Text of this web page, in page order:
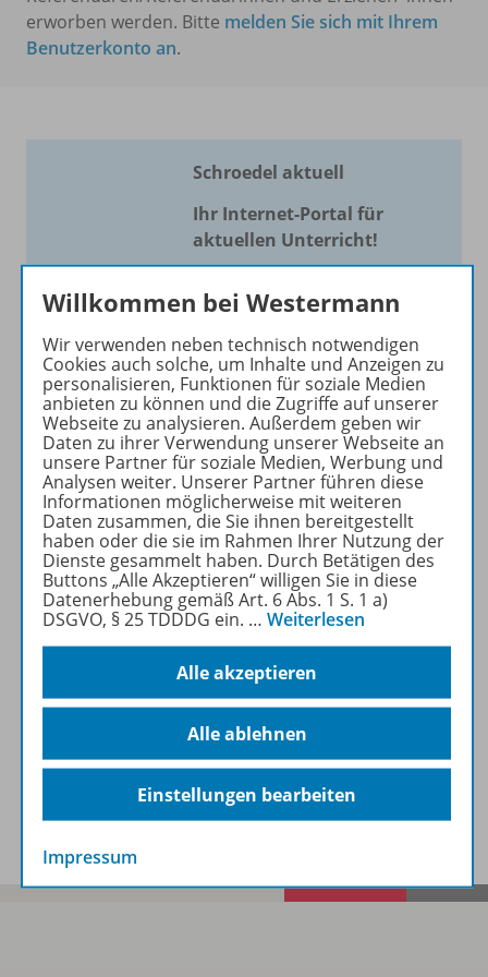
erworben werden. Bitte melden Sie sich mit Ihrem
Benutzerkonto an.
Schroedel aktuell
Ihr Internet-Portal für
aktuellen Unterricht!
wir Ihnen einen Service, um
Ihren Unterricht aktuell und
einfach zu gestalten. Jede
Woche drei bis vier
Neuerscheinungen mit
großem Online Archiv.
Mehr erfahren
Informationen
Spar-Pakete
Willkommen bei Westermann
Wir verwenden neben technisch notwendigen
Cookies auch solche, um Inhalte und Anzeigen zu
personalisieren, Funktionen für soziale Medien
anbieten zu können und die Zugriffe auf unserer
Webseite zu analysieren. Außerdem geben wir
Daten zu ihrer Verwendung unserer Webseite an
unsere Partner für soziale Medien, Werbung und
Analysen weiter. Unserer Partner führen diese
Informationen möglicherweise mit weiteren
Daten zusammen, die Sie ihnen bereitgestellt
haben oder die sie im Rahmen Ihrer Nutzung der
Dienste gesammelt haben. Durch Betätigen des
Buttons „Alle Akzeptieren“ willigen Sie in diese
Datenerhebung gemäß Art. 6 Abs. 1 S. 1 a)
DSGVO, § 25 TDDDG ein. … Weiterlesen
Alle akzeptieren
Alle ablehnen
Einstellungen bearbeiten
Impressum